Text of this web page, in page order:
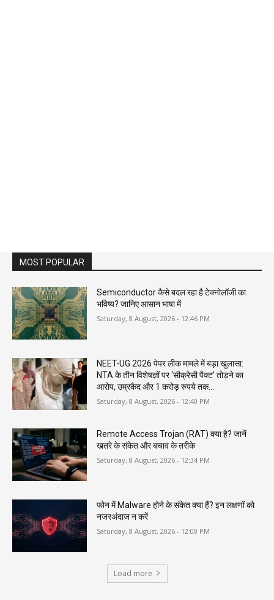
MOST POPULAR
Semiconductor कैसे बदल रहा है टेक्नोलॉजी का
भविष्य? जानिए आसान भाषा में
Saturday, 8 August, 2026 - 12:46 PM
NEET-UG 2026 पेपर लीक मामले में बड़ा खुलासा:
NTA के तीन विशेषज्ञों पर ‘सीक्रेसी पैक्ट’ तोड़ने का
आरोप, उम्रकैद और 1 करोड़ रुपये तक...
Saturday, 8 August, 2026 - 12:40 PM
Remote Access Trojan (RAT) क्या है? जानें
खतरे के संकेत और बचाव के तरीके
Saturday, 8 August, 2026 - 12:34 PM
फोन में Malware होने के संकेत क्या हैं? इन लक्षणों को
नजरअंदाज न करें
Saturday, 8 August, 2026 - 12:00 PM
Load more